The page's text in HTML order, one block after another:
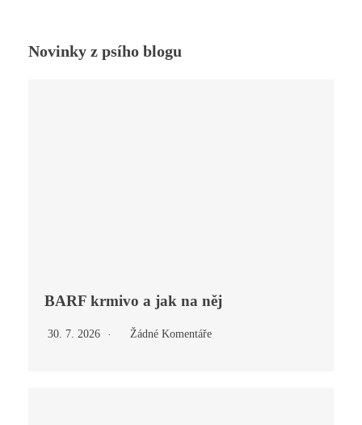
Novinky z psího blogu
BARF krmivo a jak na něj
30. 7. 2026 Žádné Komentáře